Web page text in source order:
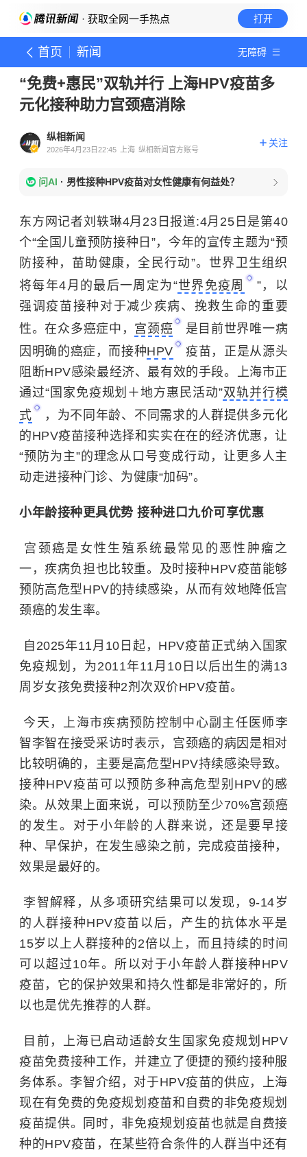
· 获取全网一手热点 打开
首页 新闻 无障碍
“免费+惠民”双轨并行 上海HPV疫苗多
元化接种助力宫颈癌消除
纵相新闻
2026年4月23日22:45 上海 纵相新闻官方账号
关注
问AI · 男性接种HPV疫苗对女性健康有何益处？
东方网记者刘轶琳4月23日报道:4月25日是第40
个“全国儿童预防接种日”，今年的宣传主题为“预
防接种，苗助健康，全民行动”。世界卫生组织
将每年4月的最后一周定为“世界免疫周
”，以
强调疫苗接种对于减少疾病、挽救生命的重要
性。在众多癌症中， 宫颈癌
是目前世界唯一病
因明确的癌症，而接种HPV
疫苗，正是从源头
阻断HPV感染最经济、最有效的手段。上海市正
通过“国家免疫规划＋地方惠民活动”双轨并行模
式
，为不同年龄、不同需求的人群提供多元化
的HPV疫苗接种选择和实实在在的经济优惠，让
“预防为主”的理念从口号变成行动，让更多人主
动走进接种门诊、为健康“加码”。
小年龄接种更具优势 接种进口九价可享优惠
宫颈癌是女性生殖系统最常见的恶性肿瘤之
一，疾病负担也比较重。及时接种HPV疫苗能够
预防高危型HPV的持续感染，从而有效地降低宫
颈癌的发生率。
自2025年11月10日起，HPV疫苗正式纳入国家
免疫规划，为2011年11月10日以后出生的满13
周岁女孩免费接种2剂次双价HPV疫苗。
今天，上海市疾病预防控制中心副主任医师李
智李智在接受采访时表示，宫颈癌的病因是相对
比较明确的，主要是高危型HPV持续感染导致。
接种HPV疫苗可以预防多种高危型别HPV的感
染。从效果上面来说，可以预防至少70%宫颈癌
的发生。对于小年龄的人群来说，还是要早接
种、早保护，在发生感染之前，完成疫苗接种，
效果是最好的。
李智解释，从多项研究结果可以发现，9-14岁
的人群接种HPV疫苗以后，产生的抗体水平是
15岁以上人群接种的2倍以上，而且持续的时间
可以超过10年。所以对于小年龄人群接种HPV
疫苗，它的保护效果和持久性都是非常好的，所
以也是优先推荐的人群。
目前，上海已启动适龄女生国家免疫规划HPV
疫苗免费接种工作，并建立了便捷的预约接种服
务体系。李智介绍，对于HPV疫苗的供应，上海
现在有免费的免疫规划疫苗和自费的非免疫规划
疫苗提供。同时，非免疫规划疫苗也就是自费接
种的HPV疫苗，在某些符合条件的人群当中还有